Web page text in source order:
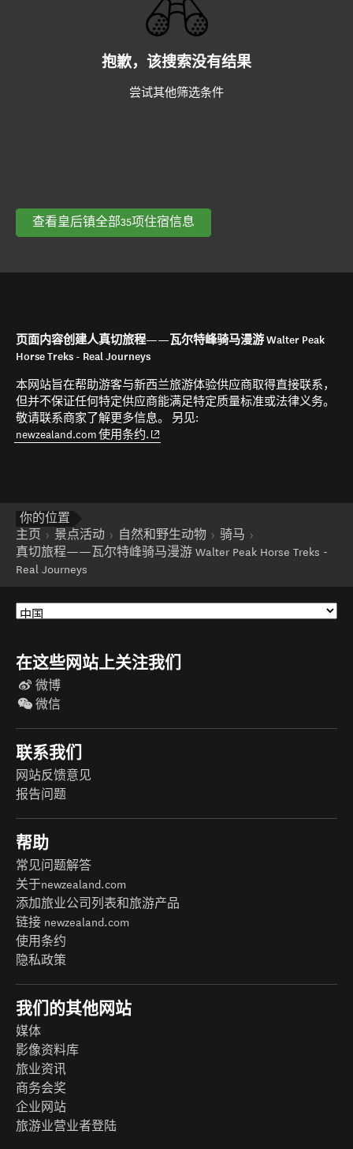
抱歉，该搜索没有结果
尝试其他筛选条件
查看皇后镇全部35项住宿信息
页面内容创建人真切旅程——瓦尔特峰骑马漫游 Walter Peak
Horse Treks - Real Journeys
本网站旨在帮助游客与新西兰旅游体验供应商取得直接联系，
但并不保证任何特定供应商能满足特定质量标准或法律义务。
敬请联系商家了解更多信息。 另见:
newzealand.com 使用条约. (opens in new window)
你的位置
主页
景点活动 自然和野生动物
骑马
真切旅程——瓦尔特峰骑马漫游 Walter Peak Horse Treks -
Real Journeys
在这些网站上关注我们
微博
微信
联系我们
网站反馈意见
报告问题
帮助
常见问题解答
关于newzealand.com
添加旅业公司列表和旅游产品
链接 newzealand.com
使用条约
隐私政策
我们的其他网站
媒体
影像资料库
旅业资讯
商务会奖
企业网站
旅游业营业者登陆